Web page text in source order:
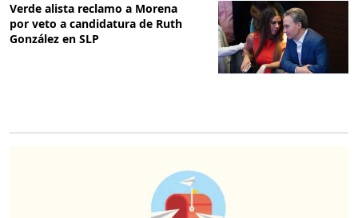
Verde alista reclamo a Morena
por veto a candidatura de Ruth
González en SLP